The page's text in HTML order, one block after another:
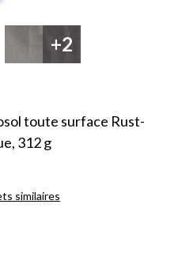
+2
toute surface Rust-
312 g
similaires